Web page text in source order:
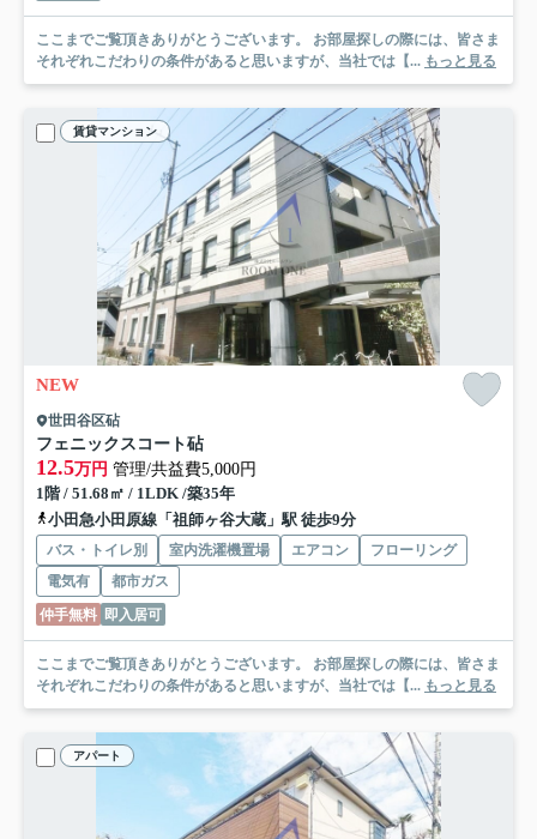
ここまでご覧頂きありがとうございます。 お部屋探しの際には、皆さま
それぞれこだわりの条件があると思いますが、当社では【... もっと見る
賃貸マンション
NEW
世田谷区砧
フェニックスコート砧
12.5万円 管理/共益費5,000円
1階 / 51.68㎡ / 1LDK /築35年
小田急小田原線「祖師ヶ谷大蔵」駅 徒歩9分
バス・トイレ別 室内洗濯機置場 エアコン
フローリング
電気有
都市ガス
仲手無料 即入居可
ここまでご覧頂きありがとうございます。 お部屋探しの際には、皆さま
それぞれこだわりの条件があると思いますが、当社では【... もっと見る
アパート